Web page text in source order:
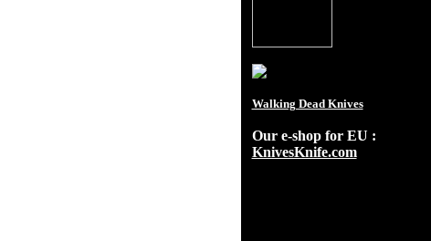
Walking Dead Knives
Our e-shop for EU :
KnivesKnife.com